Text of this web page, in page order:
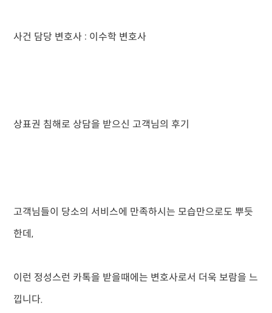
사건 담당 변호사 : 이수학 변호사
상표권 침해로 상담을 받으신 고객님의 후기
고객님들이 당소의 서비스에 만족하시는 모습만으로도 뿌듯
한데,
이런 정성스런 카톡을 받을때에는 변호사로서 더욱 보람을 느
낍니다.